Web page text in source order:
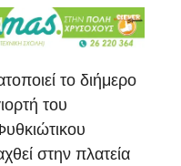
το διήμερο
του
στην πλατεία